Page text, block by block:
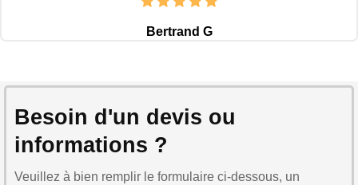
Bertrand G
Besoin d'un devis ou
informations ?
Veuillez à bien remplir le formulaire ci-dessous, un